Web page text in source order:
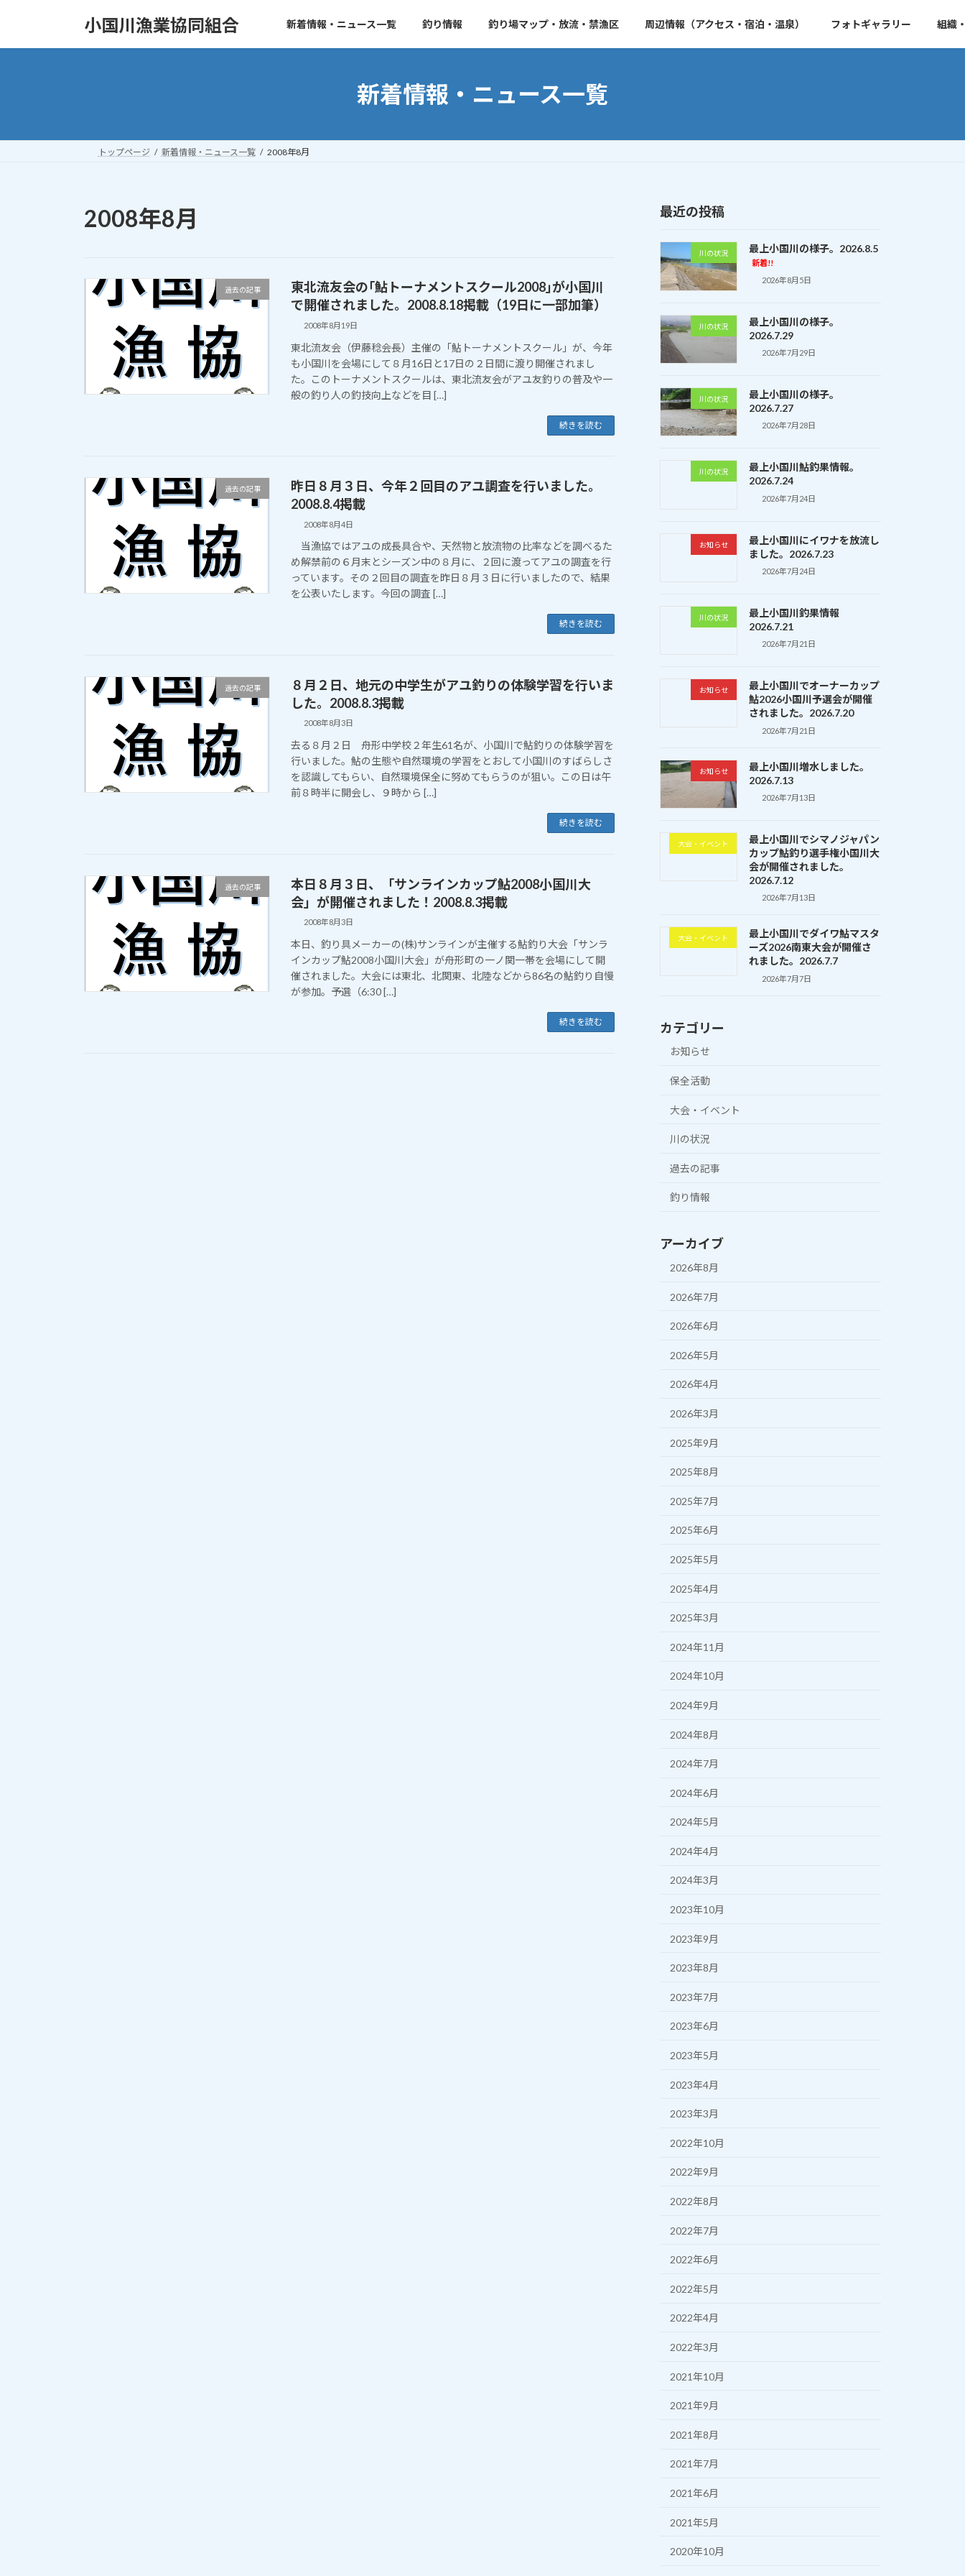
小国川漁業協同組合 新着情報・ニュース一覧 釣り情報 釣り場マップ・放流・禁漁区 周辺情報（アクセス・宿泊・温泉） フォトギャラリー 組織
新着情報・ニュース一覧
トップページ 新着情報・ニュース一覧 2008年8月
2008年8月
過去の記事
東北流友会の｢鮎トーナメントスクール2008｣が小国川
で開催されました。2008.8.18掲載（19日に一部加筆）
2008年8月19日
東北流友会（伊藤稔会長）主催の「鮎トーナメントスクール」が、今年
も小国川を会場にして８月16日と17日の２日間に渡り開催されまし
た。このトーナメントスクールは、東北流友会がアユ友釣りの普及や一
般の釣り人の釣技向上などを目 […]
続きを読む
過去の記事
昨日８月３日、今年２回目のアユ調査を行いました。
2008.8.4掲載
2008年8月4日
当漁協ではアユの成長具合や、天然物と放流物の比率などを調べるた
め解禁前の６月末とシーズン中の８月に、２回に渡ってアユの調査を行
っています。その２回目の調査を昨日８月３日に行いましたので、結果
を公表いたします。今回の調査 […]
続きを読む
過去の記事
８月２日、地元の中学生がアユ釣りの体験学習を行いま
した。2008.8.3掲載
2008年8月3日
去る８月２日 舟形中学校２年生61名が、小国川で鮎釣りの体験学習を
行いました。鮎の生態や自然環境の学習をとおして小国川のすばらしさ
を認識してもらい、自然環境保全に努めてもらうのが狙い。この日は午
前８時半に開会し、９時から […]
続きを読む
過去の記事
本日８月３日、「サンラインカップ鮎2008小国川大
会」が開催されました！2008.8.3掲載
2008年8月3日
本日、釣り具メーカーの(株)サンラインが主催する鮎釣り大会「サンラ
インカップ鮎2008小国川大会」が舟形町の一ノ関一帯を会場にして開
催されました。大会には東北、北関東、北陸などから86名の鮎釣り自慢
が参加。予選（6:30 […]
続きを読む
最近の投稿
川の状況 最上小国川の様子。2026.8.5
新着!!
2026年8月5日
川の状況
最上小国川の様子。
2026.7.29
2026年7月29日
川の状況
最上小国川の様子。
2026.7.27
2026年7月28日
川の状況
最上小国川鮎釣果情報。
2026.7.24
2026年7月24日
お知らせ
最上小国川にイワナを放流し
ました。2026.7.23
2026年7月24日
川の状況
最上小国川釣果情報
2026.7.21
2026年7月21日
お知らせ
最上小国川でオーナーカップ
鮎2026小国川予選会が開催
されました。2026.7.20
2026年7月21日
お知らせ
最上小国川増水しました。
2026.7.13
2026年7月13日
大会・イベント
最上小国川でシマノジャパン
カップ鮎釣り選手権小国川大
会が開催されました。
2026.7.12
2026年7月13日
大会・イベント
最上小国川でダイワ鮎マスタ
ーズ2026南東大会が開催さ
れました。2026.7.7
2026年7月7日
カテゴリー
お知らせ
保全活動
大会・イベント
川の状況
過去の記事
釣り情報
アーカイブ
2026年8月
2026年7月
2026年6月
2026年5月
2026年4月
2026年3月
2025年9月
2025年8月
2025年7月
2025年6月
2025年5月
2025年4月
2025年3月
2024年11月
2024年10月
2024年9月
2024年8月
2024年7月
2024年6月
2024年5月
2024年4月
2024年3月
2023年10月
2023年9月
2023年8月
2023年7月
2023年6月
2023年5月
2023年4月
2023年3月
2022年10月
2022年9月
2022年8月
2022年7月
2022年6月
2022年5月
2022年4月
2022年3月
2021年10月
2021年9月
2021年8月
2021年7月
2021年6月
2021年5月
2020年10月